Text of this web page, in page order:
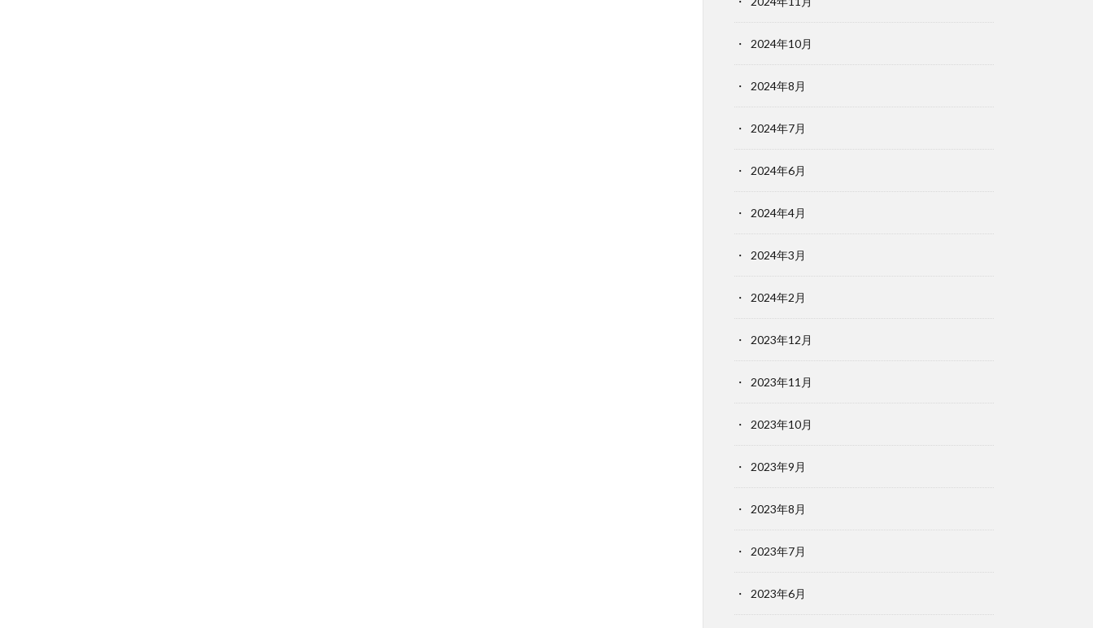
2024年10月
2024年8月
2024年7月
2024年6月
2024年4月
2024年3月
2024年2月
2023年12月
2023年11月
2023年10月
2023年9月
2023年8月
2023年7月
2023年6月